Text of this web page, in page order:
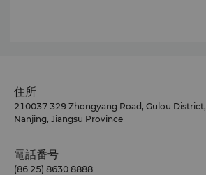
住所
210037 329 Zhongyang Road, Gulou District,
Nanjing, Jiangsu Province
電話番号
(86 25) 8630 8888